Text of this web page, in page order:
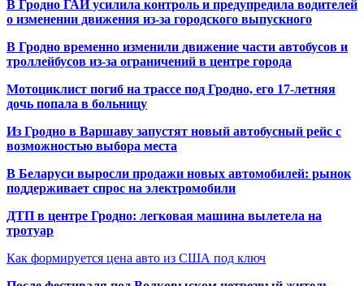
В Гродно ГАИ усилила контроль и предупредила водителей
о изменении движения из-за городского выпускного
В Гродно временно изменили движение части автобусов и
троллейбусов из-за ограничений в центре города
Мотоциклист погиб на трассе под Гродно, его 17-летняя
дочь попала в больницу
Из Гродно в Варшаву запустят новый автобусный рейс с
возможностью выбора места
В Беларуси выросли продажи новых автомобилей: рынок
поддерживает спрос на электромобили
ДТП в центре Гродно: легковая машина вылетела на
тротуар
Как формируется цена авто из США под ключ